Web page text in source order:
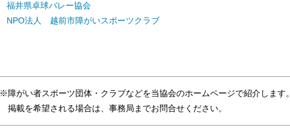
福井県卓球バレー協会
NPO法人 越前市障がいスポーツクラブ
※障がい者スポーツ団体・クラブなどを当協会のホームページで紹介します。
掲載を希望される場合は、事務局までお問合せください。